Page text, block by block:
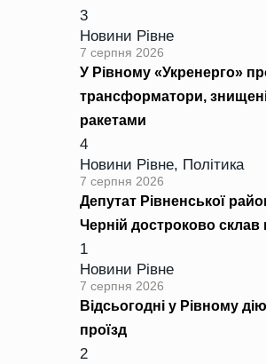
3
Новини Рівне
7 серпня 2026
У Рівному «Укренерго»
трансформатори,
ракетами
4
Новини Рівне, Політика
7 серпня 2026
Депутат Рівненської
Черній достроково
1
Новини Рівне
7 серпня 2026
Відсьогодні у Рівному
проїзд
2